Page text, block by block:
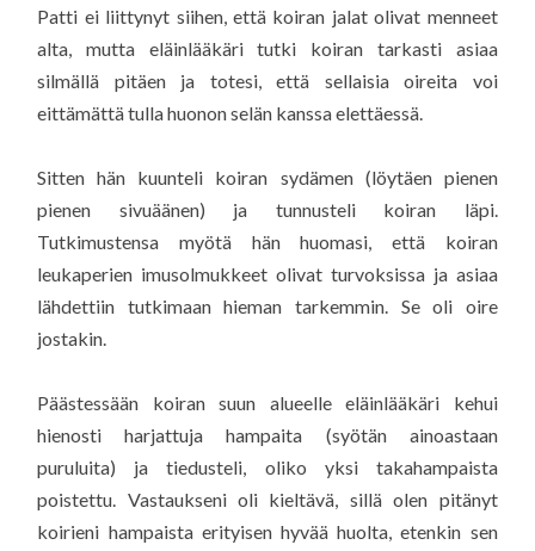
Patti ei liittynyt siihen, että koiran jalat olivat menneet
alta, mutta eläinlääkäri tutki koiran tarkasti asiaa
silmällä pitäen ja totesi, että sellaisia oireita voi
eittämättä tulla huonon selän kanssa elettäessä.
Sitten hän kuunteli koiran sydämen (löytäen pienen
pienen sivuäänen) ja tunnusteli koiran läpi.
Tutkimustensa myötä hän huomasi, että koiran
leukaperien imusolmukkeet olivat turvoksissa ja asiaa
lähdettiin tutkimaan hieman tarkemmin. Se oli oire
jostakin.
Päästessään koiran suun alueelle eläinlääkäri kehui
hienosti harjattuja hampaita (syötän ainoastaan
puruluita) ja tiedusteli, oliko yksi takahampaista
poistettu. Vastaukseni oli kieltävä, sillä olen pitänyt
koirieni hampaista erityisen hyvää huolta, etenkin sen